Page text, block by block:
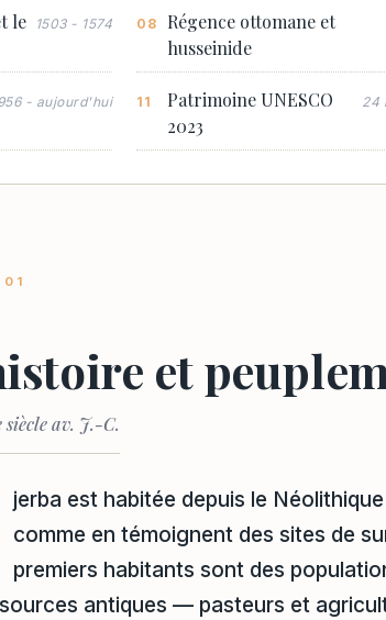
le
1503 - 1574
Régence ottomane et
husseinide
- aujourd'hui
Patrimoine UNESCO
2023
24
et
av. J.-C.
jerba est habitée depuis le
comme en témoignent des sites de
premiers habitants sont des
antiques — pasteurs et